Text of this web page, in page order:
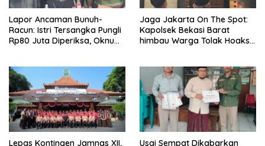
Lapor Ancaman Bunuh-
Racun: Istri Tersangka Pungli
Rp80 Juta Diperiksa, Oknum
Jaga Jakarta On The Spot:
Kapolsek Bekasi Barat
himbau Warga Tolak Hoaks
Lepas Kontingen Jamnas XII, Usai Sempat Dikabarkan